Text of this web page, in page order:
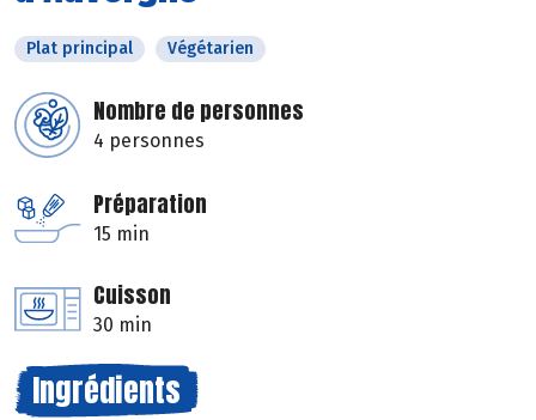
Plat principal Végétarien
Nombre de personnes
4 personnes
Préparation
15 min
Cuisson
30 min
Ingrédients